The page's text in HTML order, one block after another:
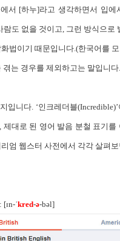
서 [하누]라고 생각하면서 입에
람도 없을 것이고, 그런 방식으로
법이기 때문입니다.(한국어를
겪는 경우를 제외하고는 말입니다
입니다. ‘인크레더블
제대로 된 영어 발음 분철 표기를
엄 웹스터 사전에서 각각 살펴
: [ɪn-ˈkred-ə-bəl]